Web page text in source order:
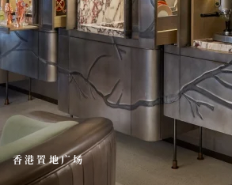
香港置地广场